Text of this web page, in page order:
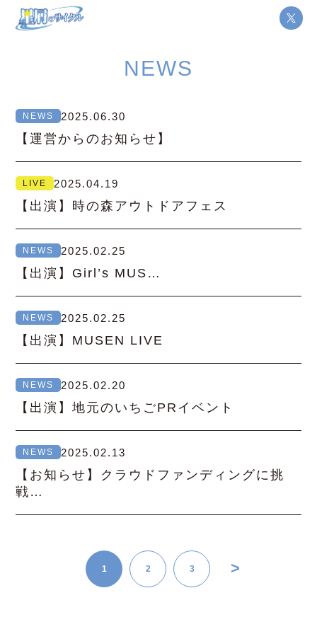
NEWS
NEWS 2025.06.30
【運営からのお知らせ】
LIVE 2025.04.19
【出演】時の森アウトドアフェス
NEWS 2025.02.25
【出演】Girl’s MUS…
NEWS 2025.02.25
【出演】MUSEN LIVE
NEWS 2025.02.20
【出演】地元のいちごPRイベント
NEWS 2025.02.13
【お知らせ】クラウドファンディングに挑
戦…
1 2 3 >